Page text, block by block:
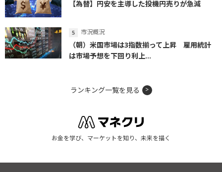
【為替】円安を主導した投機円売りが急減
市況概況
（朝）米国市場は3指数揃って上昇 雇用統計
は市場予想を下回り利上...
ランキング一覧を見る
お金を学び、マーケットを知り、未来を描く